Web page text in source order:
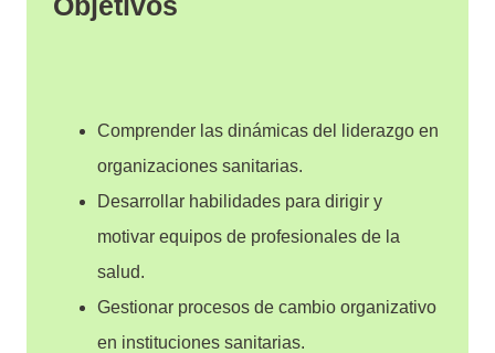
Comprender las dinámicas del liderazgo en
organizaciones sanitarias.
Desarrollar habilidades para dirigir y
motivar equipos de profesionales de la
salud.
Gestionar procesos de cambio organizativo
en instituciones sanitarias.